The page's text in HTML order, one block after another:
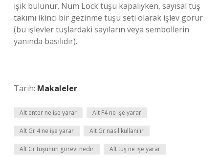
ışık bulunur. Num Lock tuşu kapalıyken, sayısal tuş
takımı ikinci bir gezinme tuşu seti olarak işlev görür
(bu işlevler tuşlardaki sayıların veya sembollerin
yanında basılıdır).
Tarih: Makaleler
Alt enter ne işe yarar Alt F4 ne işe yarar
Alt Gr 4 ne işe yarar Alt Gr nasıl kullanılır
Alt Gr tuşunun görevi nedir Alt tuş ne işe yarar